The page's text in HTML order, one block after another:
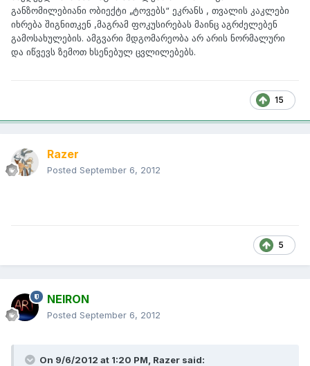
განზომილებიანი ობიექტი „ტოვებს“ ეკრანს , თვალის კაკლები
იხრება შიგნითკენ ,მაგრამ ფოკუსირებას მაინც აგრძელებენ
გამოსახულების. ამგვარი მდგომარეობა არ არის ნორმალური
და იწვევს ზემოთ ხსენებულ ცვლილებებს.
15
Razer
Posted September 6, 2012
5
NEIRON
Posted September 6, 2012
On 9/6/2012 at 1:20 PM, Razer said: